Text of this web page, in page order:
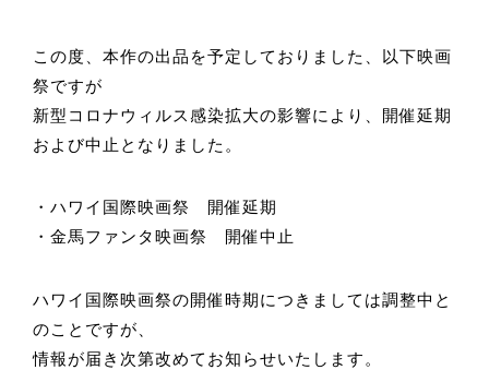
この度、本作の出品を予定しておりました、以下映画
祭ですが
新型コロナウィルス感染拡大の影響により、開催延期
および中止となりました。
・ハワイ国際映画祭 開催延期
・金馬ファンタ映画祭 開催中止
ハワイ国際映画祭の開催時期につきましては調整中と
のことですが、
情報が届き次第改めてお知らせいたします。